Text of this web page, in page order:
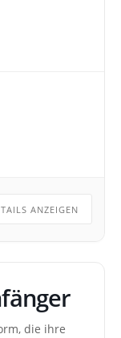
ANZEIGEN
die ihre